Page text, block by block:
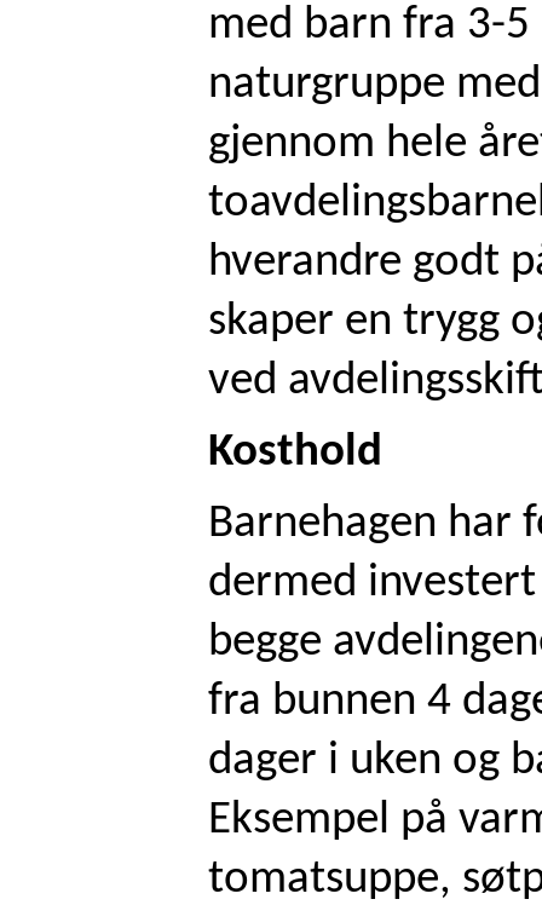
med barn fra 3-
naturgruppe
gjennom hele
hverandre godt
skaper en trygg
ved
Kosthold
Barnehagen har
dermed
begge
fra bunnen 4
dager i uken og
Eksempel på
tomatsuppe,